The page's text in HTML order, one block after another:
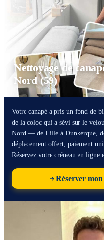
Nettoyage de
Nord (59)
Votre canapé a pris un fond de
de la coloc qui a sévi sur le
Nord — de Lille à Dunkerque,
déplacement offert, paiement
Réservez votre créneau en ligne
Réserver mon